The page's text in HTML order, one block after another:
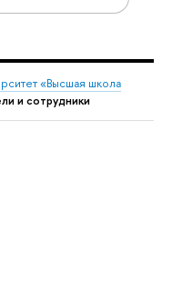
«Высшая школа
и сотрудники